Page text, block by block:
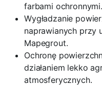
farbami ochronnymi.
Wygładzanie
naprawianych przy
Mapegrout.
Ochronę
działaniem lekko
atmosferycznych.